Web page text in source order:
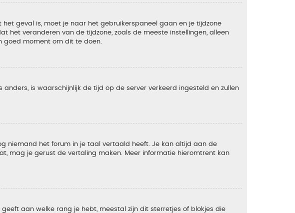
geval is, moet je naar het gebruikerspaneel gaan en je tijdzone
het veranderen van de tijdzone, zoals de meeste instellingen, alleen
goed moment om dit te doen.
is waarschijnlijk de tijd op de server verkeerd ingesteld en zullen
niemand het forum in je taal vertaald heeft. Je kan altijd aan de
mag je gerust de vertaling maken. Meer informatie hieromtrent kan
aan welke rang je hebt, meestal zijn dit sterretjes of blokjes die